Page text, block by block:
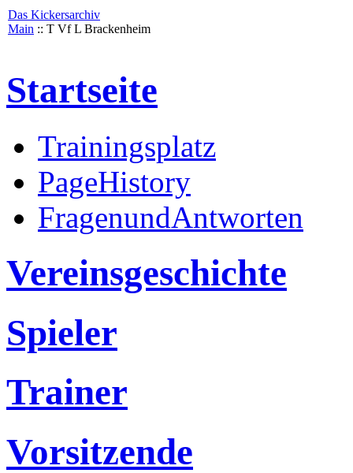
Das Kickersarchiv
Main :: T Vf L Brackenheim
Startseite
Trainingsplatz
PageHistory
FragenundAntworten
Vereinsgeschichte
Spieler
Trainer
Vorsitzende